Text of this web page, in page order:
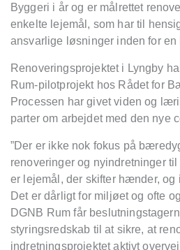
Byggeri i år og er målrettet
enkelte lejemål, som har til
ansvarlige løsninger inden for en
Renoveringsprojektet i Lyngby
Rum-pilotprojekt hos Rådet for
Processen har givet viden og
parter om arbejdet med den nye
”Der er ikke nok fokus på
renoveringer og nyindretninger
er lejemål, der skifter hænder, og
Det er dårligt for miljøet og ofte
DGNB Rum får
styringsredskab til at sikre, at
indretningsprojektet aktivt